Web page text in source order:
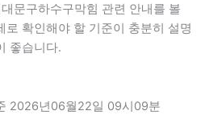
문구하수구막힘 관련 안내를 볼
로 확인해야 할 기준이 충분히 설명
좋습니다.
2026년06월22일 09시09분